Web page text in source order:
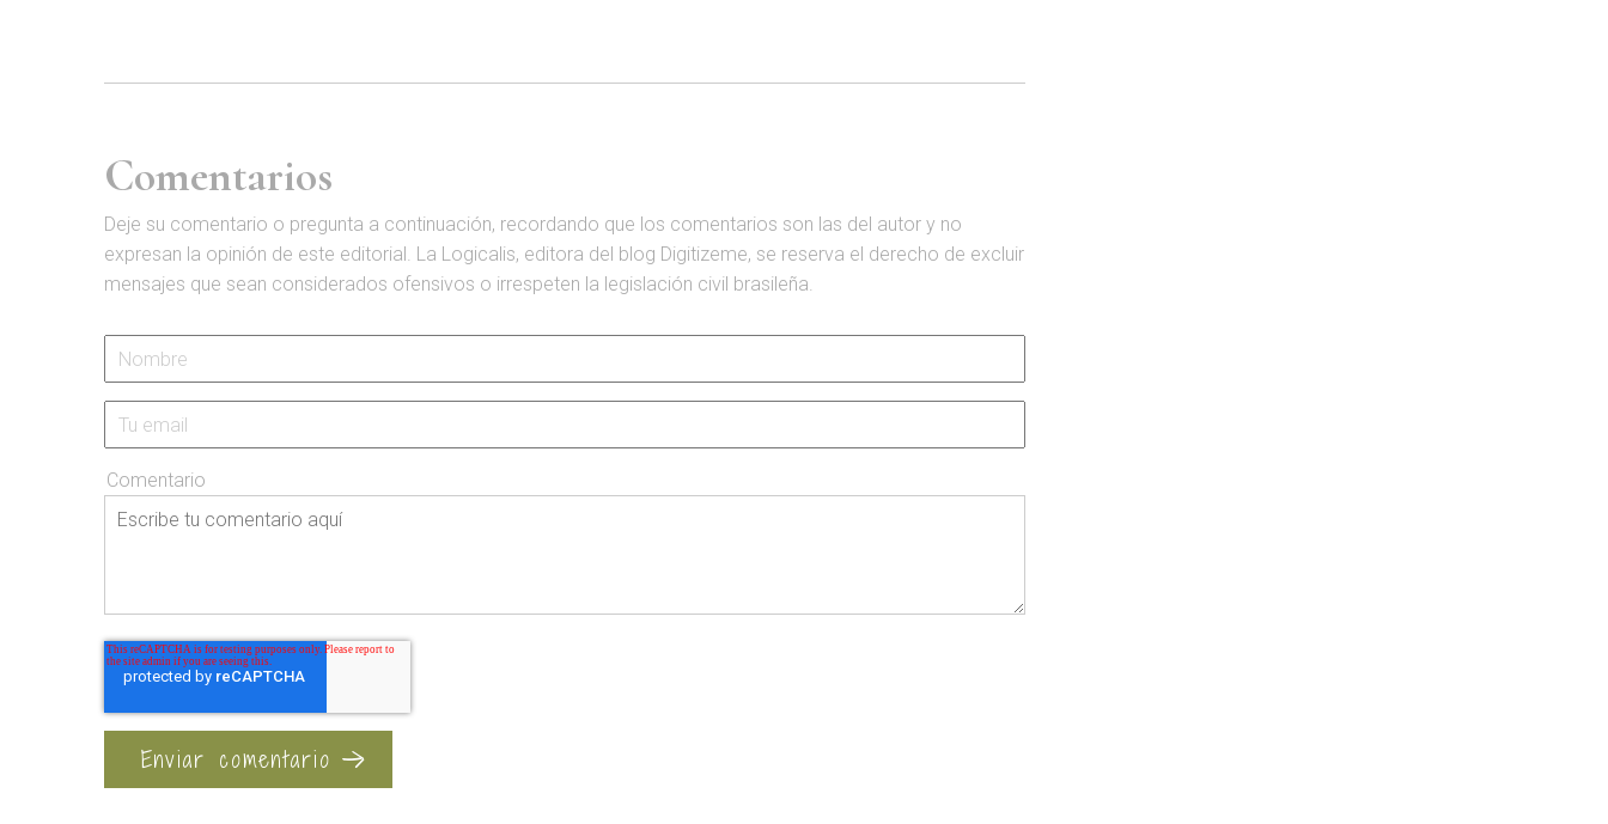
Comentarios
Deje su comentario o pregunta a continuación, recordando que los comentarios son las del autor y no
expresan la opinión de este editorial. La Logicalis, editora del blog Digitizeme, se reserva el derecho de excluir
mensajes que sean considerados ofensivos o irrespeten la legislación civil brasileña.
Comentario